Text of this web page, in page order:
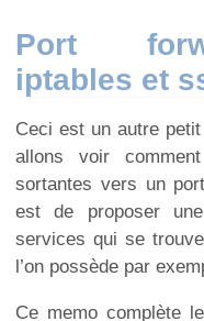
Port
iptables et
Ceci est un autre
allons voir
sortantes vers un
est de proposer
services qui se
l’on possède par
Ce memo complète